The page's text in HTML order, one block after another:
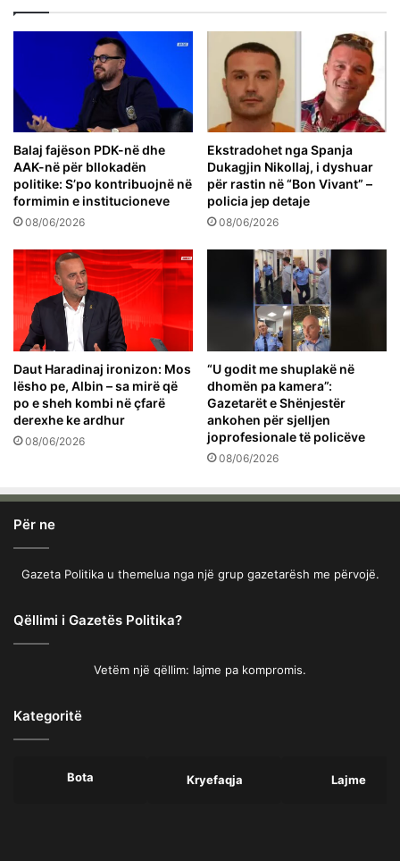
Balaj fajëson PDK-në dhe
AAK-në për bllokadën
politike: S’po kontribuojnë në
formimin e institucioneve
08/06/2026
Ekstradohet nga Spanja
Dukagjin Nikollaj, i dyshuar
për rastin në “Bon Vivant” –
policia jep detaje
08/06/2026
Daut Haradinaj ironizon: Mos
lësho pe, Albin – sa mirë që
po e sheh kombi në çfarë
derexhe ke ardhur
08/06/2026
“U godit me shuplakë në
dhomën pa kamera”:
Gazetarët e Shënjestër
ankohen për sjelljen
joprofesionale të policëve
08/06/2026
Për ne
Gazeta Politika u themelua nga një grup gazetarësh me përvojë.
Qëllimi i Gazetës Politika?
Vetëm një qëllim: lajme pa kompromis.
Kategoritë
Bota Kryefaqja Lajme